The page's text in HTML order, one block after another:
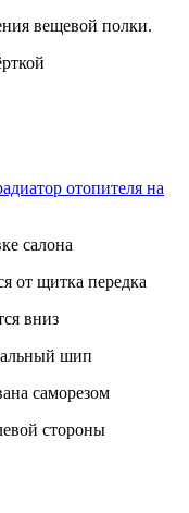
вещевой полки.
отопителя на
салона
от щитка передка
вниз
шип
саморезом
стороны